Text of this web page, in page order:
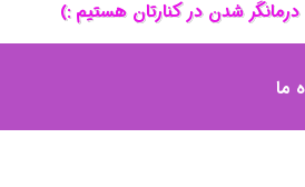
درمانگر شدن در کنارتان هستیم :)
ما